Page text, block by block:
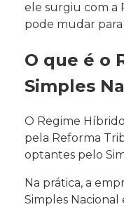
ele surgiu com a
pode mudar
O que é o
Simples
O Regime
pela Reforma
optantes pelo
Na prática, a
Simples